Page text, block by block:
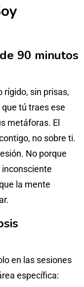
90 minutos
rígido, sin prisas,
tú traes ese
metáforas. El
no sobre ti.
No porque
inconsciente
la mente
en las sesiones
específica: